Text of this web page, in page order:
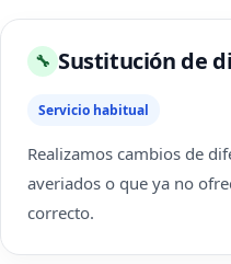
🔧 Sustitución de
Servicio habitual
Realizamos cambios de
averiados o que ya no
correcto.